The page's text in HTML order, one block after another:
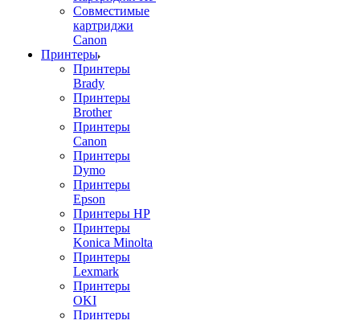
Совместимые
картриджи
Canon
Принтеры
Принтеры
Brady
Принтеры
Brother
Принтеры
Canon
Принтеры
Dymo
Принтеры
Epson
Принтеры HP
Принтеры
Konica Minolta
Принтеры
Lexmark
Принтеры
OKI
Принтеры